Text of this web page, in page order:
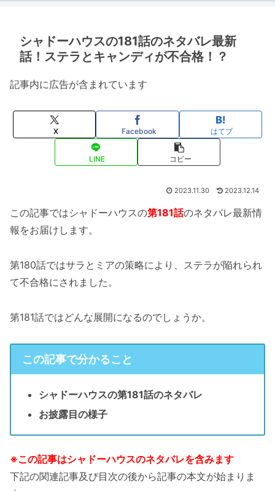
シャドーハウスの181話のネタバレ最新
話！ステラとキャンディが不合格！？
記事内に広告が含まれています
X Facebook はてブ
LINE コピー
2023.11.30 2023.12.14
この記事ではシャドーハウスの第181話のネタバレ最新情
報をお届けします。
第180話ではサラとミアの策略により、ステラが陥れられ
て不合格にされました。
第181話ではどんな展開になるのでしょうか。
この記事で分かること
シャドーハウスの第181話のネタバレ
お披露目の様子
※この記事はシャドーハウスのネタバレを含みます
下記の関連記事及び目次の後から記事の本文が始まりま